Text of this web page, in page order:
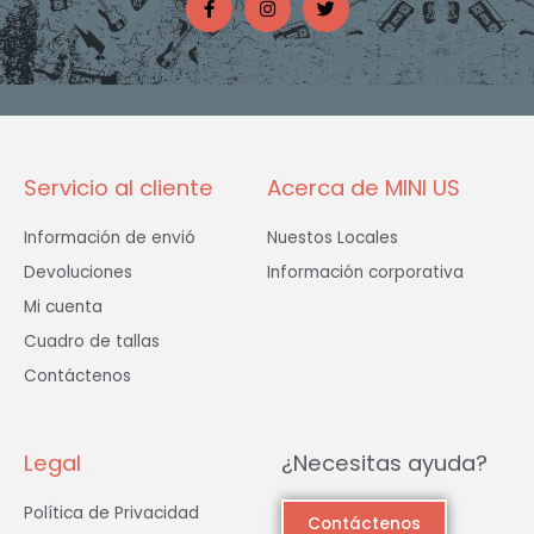
c
e
b
o
o
-
s
t
a
g
r
m
i
t
t
e
Servicio al cliente
Información de envió
Devoluciones
Mi cuenta
Cuadro de tallas
Contáctenos
Acerca de MINI US
Nuestos Locales
Información corporativa
Legal
Política de Privacidad
¿Necesitas ayuda?
Contáctenos